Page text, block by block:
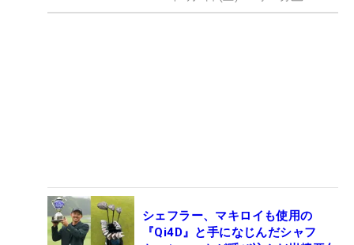
シェフラー、マキロイも使用の
『Qi4D』と手になじんだシャフ